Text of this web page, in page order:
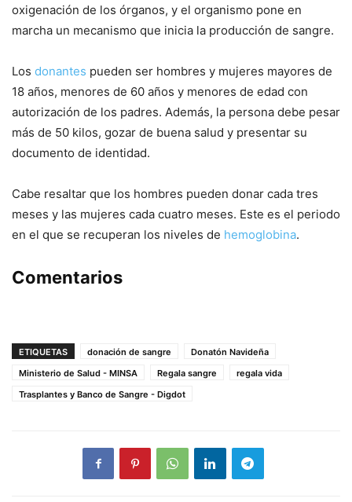
oxigenación de los órganos, y el organismo pone en
marcha un mecanismo que inicia la producción de sangre.
Los donantes pueden ser hombres y mujeres mayores de
18 años, menores de 60 años y menores de edad con
autorización de los padres. Además, la persona debe pesar
más de 50 kilos, gozar de buena salud y presentar su
documento de identidad.
Cabe resaltar que los hombres pueden donar cada tres
meses y las mujeres cada cuatro meses. Este es el periodo
en el que se recuperan los niveles de hemoglobina.
Comentarios
ETIQUETAS donación de sangre
Donatón Navideña
Ministerio de Salud - MINSA
Regala sangre
regala vida
Trasplantes y Banco de Sangre - Digdot